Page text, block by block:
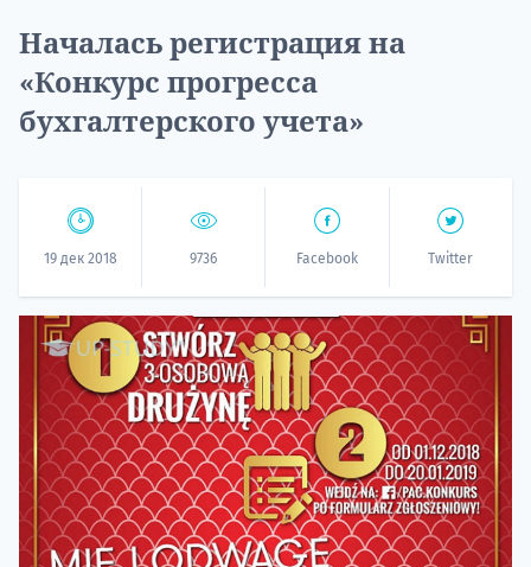
Началась регистрация на
«Конкурс прогресса
бухгалтерского учета»
19 дек 2018 9736 Facebook Twitter
20.09